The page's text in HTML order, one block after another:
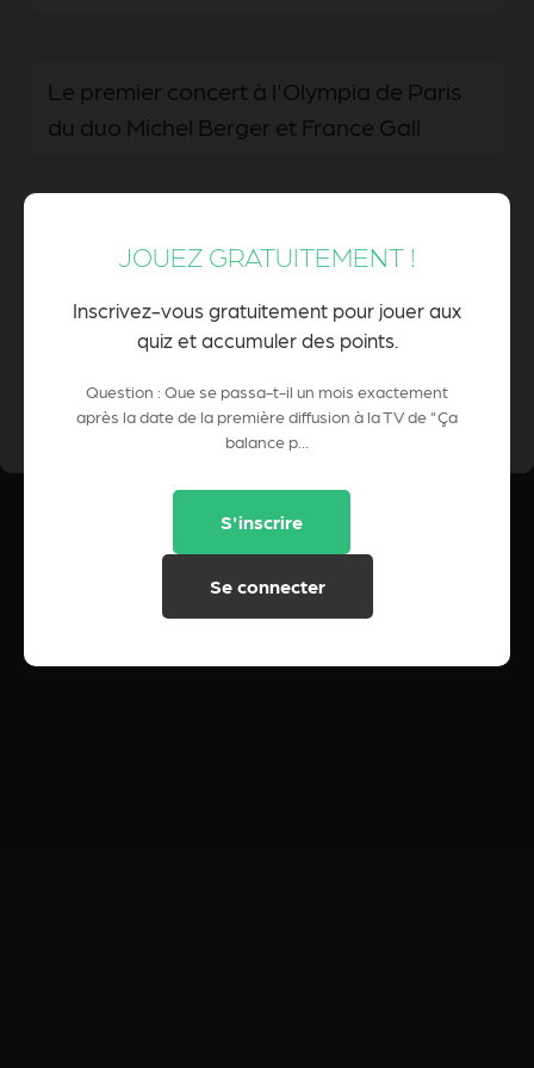
Le premier concert à l'Olympia de Paris
du duo Michel Berger et France Gall
Gall, célébré le 22 juin 1976 à Paris
POINTS CUMULÉS :0 Pts
JOUEZ GRATUITEMENT !
Inscrivez-vous gratuitement pour jouer aux
quiz et accumuler des points.
Question : Que se passa-t-il un mois exactement
après la date de la première diffusion à la TV de "Ça
balance p...
S'inscrire
Se connecter